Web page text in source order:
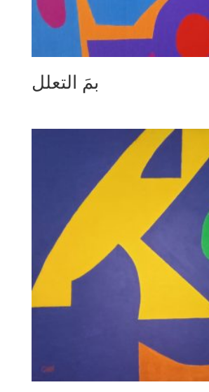
بمَ التعلل